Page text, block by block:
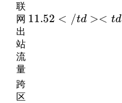
联
网
出
站
流
量
11.52</td>
11.52 < /td >< td
跨
区